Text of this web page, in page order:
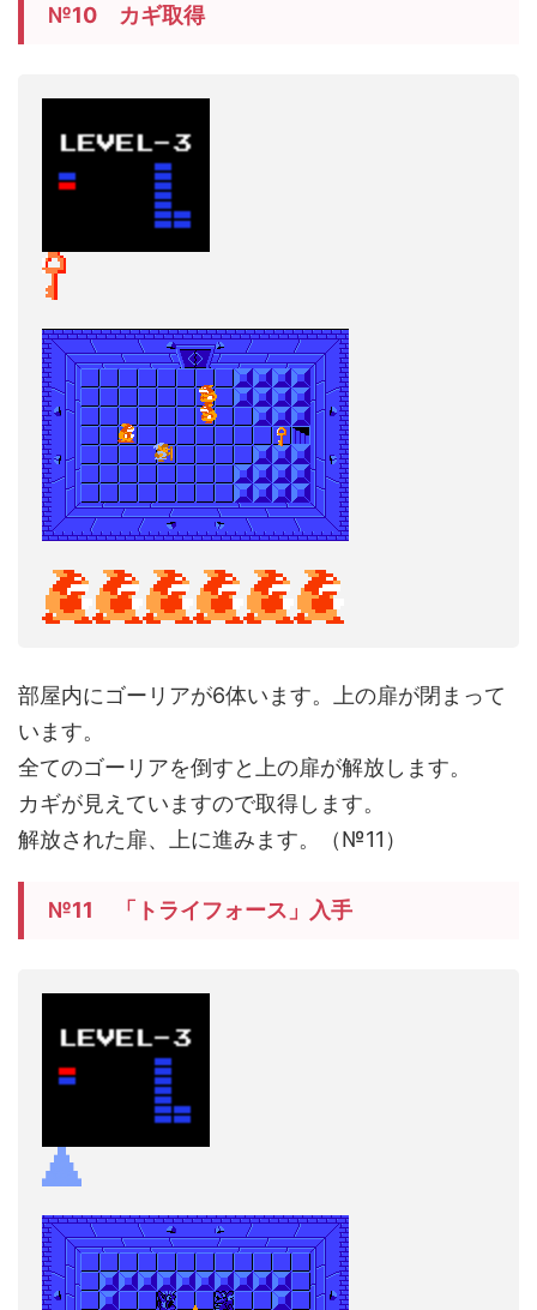
№10 カギ取得
部屋内にゴーリアが6体います。上の扉が閉まって
います。
全てのゴーリアを倒すと上の扉が解放します。
カギが見えていますので取得します。
解放された扉、上に進みます。（№11）
№11 「トライフォース」入手